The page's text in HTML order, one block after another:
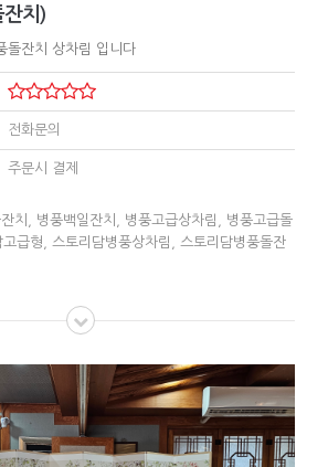
잔치)
돌잔치 상차림 입니다
전화문의
주문시 결제
치 병풍백일잔치 병풍고급상차림
병풍고급돌
급형 스토리담병풍상차림
스토리담병풍돌잔